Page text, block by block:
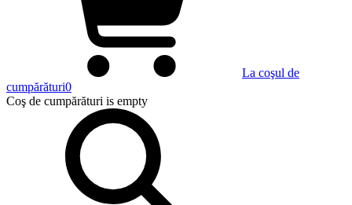
La coşul de
cumpărături0
Coş de cumpărături is empty